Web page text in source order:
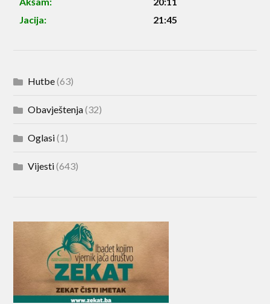
Jacija:
21:45
Hutbe(63)
Obavještenja(32)
Oglasi(1)
Vijesti(643)